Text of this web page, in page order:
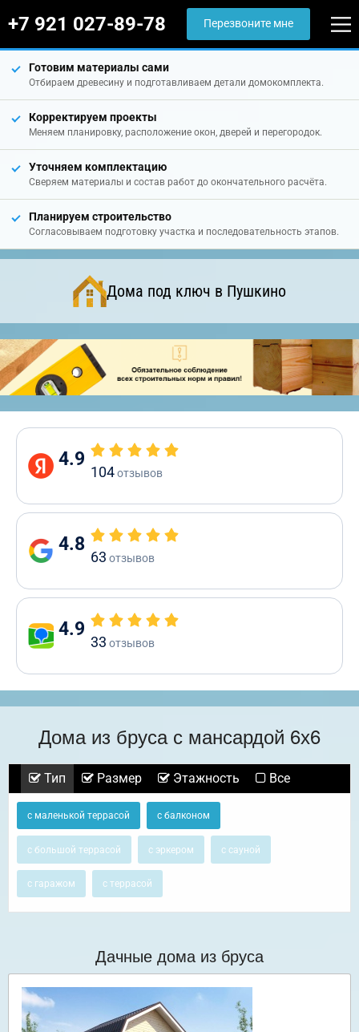
+7 921 027-89-78 Перезвоните мне
Готовим материалы сами
Отбираем древесину и подготавливаем детали домокомплекта.
Корректируем проекты
Меняем планировку, расположение окон, дверей и перегородок.
Уточняем комплектацию
Сверяем материалы и состав работ до окончательного расчёта.
Планируем строительство
Согласовываем подготовку участка и последовательность этапов.
Дома под ключ в Пушкино
4.9
104отзывов
4.8
63 отзывов
4.9
33 отзывов
Дома из бруса с мансардой 6х6
Тип Размер Этажность Все
с маленькой террасой с балконом
с большой террасой с эркером с сауной
с гаражом с террасой
Дачные дома из бруса